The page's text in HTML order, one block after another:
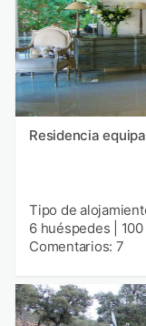
Residencia
Tipo de
6 huéspedes
100
Comentarios: 7